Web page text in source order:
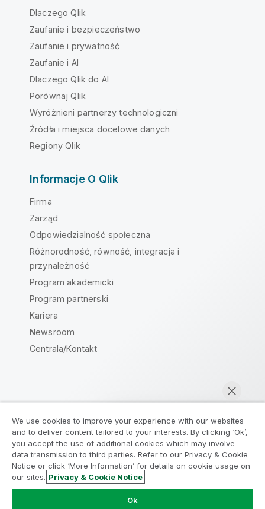
Rozmawiaj teraz
Dlaczego Qlik
Zaufanie i bezpieczeństwo
Zaufanie i prywatność
Zaufanie i AI
Dlaczego Qlik do AI
Porównaj Qlik
Wyróżnieni partnerzy technologiczni
Źródła i miejsca docelowe danych
Regiony Qlik
Informacje O Qlik
Firma
Zarząd
Odpowiedzialność społeczna
Różnorodność, równość, integracja i
przynależność
Program akademicki
Program partnerski
Kariera
Newsroom
Centrala/Kontakt
Umowy prawne
Warunki produktu
Legal Policies
Legal Policies
Warunki korzystania
Znaki towarowe
Do Not Share My Info
Copyright © 1993-2026 QlikTech International AB. Wszelkie
We use cookies to improve your experience with our websites
and to deliver content tailored to your interests. By clicking ‘Ok’,
you accept the use of additional cookies which may involve
data transmission to third parties. Refer to our Privacy & Cookie
Notice or click ‘More Information’ for details on cookie usage on
our sites. Privacy & Cookie Notice
Ok